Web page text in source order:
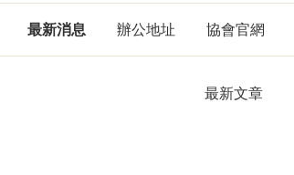
最新消息 辦公地址 協會官網
最新文章